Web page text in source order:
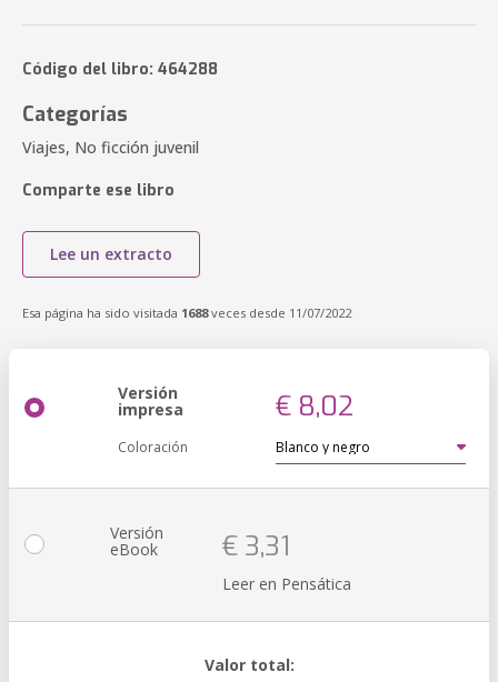
Código del libro: 464288
Categorías
Viajes, No ficción juvenil
Comparte ese libro
Lee un extracto
Esa página ha sido visitada 1688veces desde 11/07/2022
Versión
impresa € 8,02
Coloración
Versión
eBook € 3,31
Leer en Pensática
Valor total: